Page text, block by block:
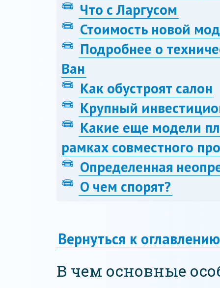
Что с Ларгусом
Стоимость новой
Подробнее о
Ван
Как обустроят салон
Крупный
Какие еще модели
рамках совместного
Определенная
О чем спорят?
Вернуться к оглавлению
В чем основные